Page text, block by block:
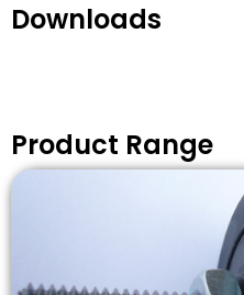
Downloads
Product Range